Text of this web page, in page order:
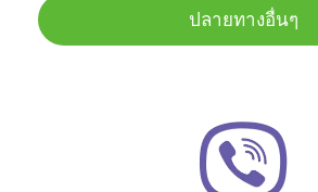
ปลายทางอื่นๆ